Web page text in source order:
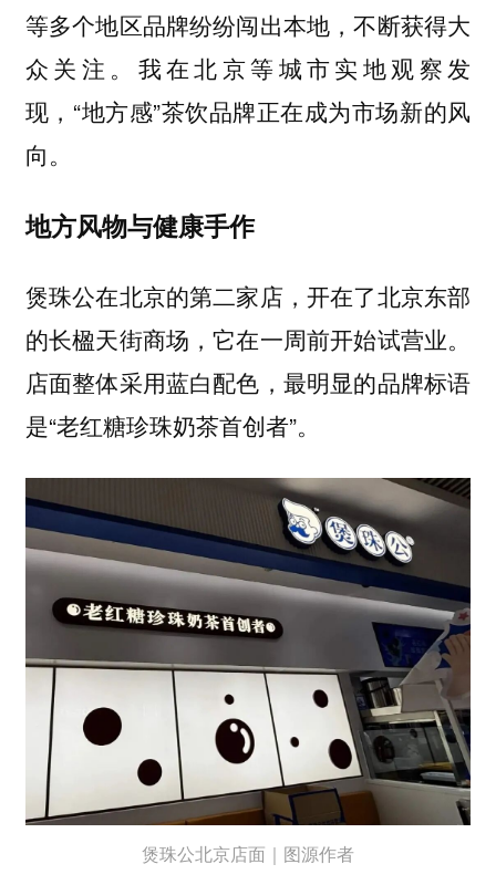
等多个地区品牌纷纷闯出本地，不断获得大
众关注。我在北京等城市实地观察发
现，“地方感”茶饮品牌正在成为市场新的风
向。
地方风物与健康手作
煲珠公在北京的第二家店，开在了北京东部
的长楹天街商场，它在一周前开始试营业。
店面整体采用蓝白配色，最明显的品牌标语
是“老红糖珍珠奶茶首创者”。
煲珠公北京店面｜图源作者